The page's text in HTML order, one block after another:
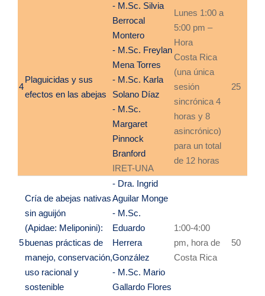
4
Plaguicidas y sus
efectos en las abejas
- M.Sc. Silvia
Berrocal
Montero
- M.Sc. Freylan
Mena Torres
- M.Sc. Karla
Solano Díaz
- M.Sc.
Margaret
Pinnock
Branford
IRET-UNA
Lunes 1:00 a
5:00 pm –
Hora
Costa Rica
(una única
sesión
sincrónica 4
horas y 8
asincrónico)
para un total
de 12 horas
25
5
Cría de abejas nativas
sin aguijón
(Apidae: Meliponini):
buenas prácticas de
manejo, conservación,
uso racional y
sostenible
- Dra. Ingrid
Aguilar Monge
- M.Sc.
Eduardo
Herrera
González
- M.Sc. Mario
Gallardo Flores
1:00-4:00
pm, hora de
Costa Rica
50